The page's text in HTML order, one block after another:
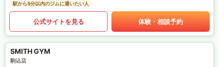
駅から5分以内のジムに通いたい人
公式サイトを見る 体験・相談予約
SMITH GYM
駒込店